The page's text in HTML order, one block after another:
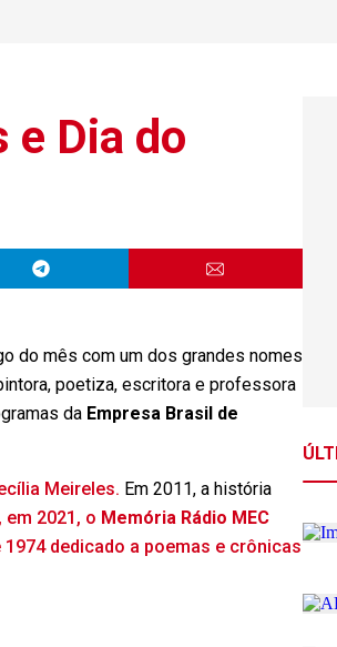
e Dia do
do mês com um dos grandes nomes
poetiza, escritora e professora
da Empresa Brasil de
Meireles. Em 2011, a história
em 2021, o Memória Rádio MEC
1974 dedicado a poemas e crônicas